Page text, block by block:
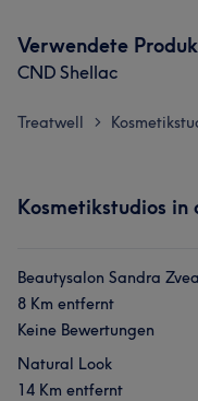
Verwendete
CND Shellac
Treatwell >
Kosmetikstudios in
Beautysalon Sandra
8 Km entfernt
Keine Bewertungen
Natural Look
14 Km entfernt